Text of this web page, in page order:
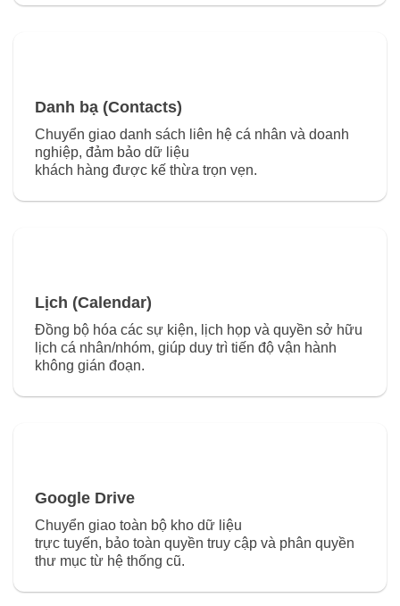
Danh bạ (Contacts)
Chuyển giao danh sách liên hệ cá nhân và doanh
nghiệp, đảm bảo dữ liệu
khách hàng được kế thừa trọn vẹn.
Lịch (Calendar)
Đồng bộ hóa các sự kiện, lịch họp và quyền sở hữu
lịch cá nhân/nhóm, giúp duy trì tiến độ vận hành
không gián đoạn.
Google Drive
Chuyển giao toàn bộ kho dữ liệu
trực tuyến, bảo toàn quyền truy cập và phân quyền
thư mục từ hệ thống cũ.